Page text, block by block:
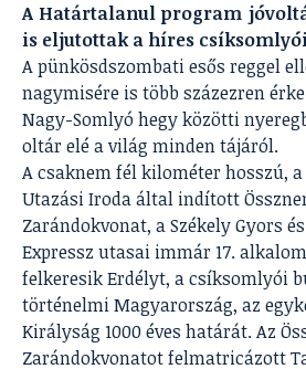
A Határtalanul program
is eljutottak a híres
A pünkösdszombati esős reggel
nagymisére is több százezren
Nagy-Somlyó hegy közötti
oltár elé a világ minden tájáról.
A csaknem fél kilométer hosszú,
Utazási Iroda által indított
Zarándokvonat, a Székely Gyors
Expressz utasai immár 17.
felkeresik Erdélyt, a csíksomlyói
történelmi Magyarország, az
Királyság 1000 éves határát. Az
Zarándokvonatot felmatricázott